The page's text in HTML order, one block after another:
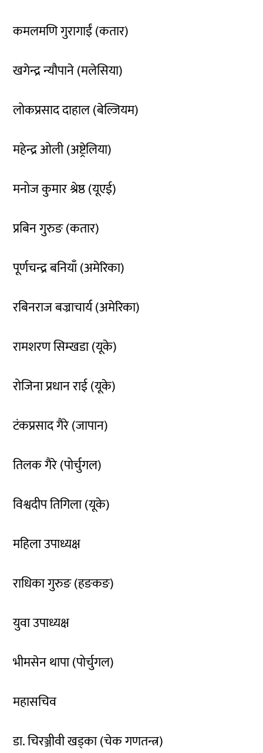
कमलमणि गुरागाईं (कतार)
खगेन्द्र न्यौपाने (मलेसिया)
लोकप्रसाद दाहाल (बेल्जियम)
महेन्द्र ओली (अष्ट्रेलिया)
मनोज कुमार श्रेष्ठ (यूएई)
प्रबिन गुरुङ (कतार)
पूर्णचन्द्र बनियाँ (अमेरिका)
रबिनराज बज्राचार्य (अमेरिका)
रामशरण सिम्खडा (यूके)
रोजिना प्रधान राई (यूके)
टंकप्रसाद गैरे (जापान)
तिलक गैरे (पोर्चुगल)
विश्वदीप तिगिला (यूके)
महिला उपाध्यक्ष
राधिका गुरुङ (हङकङ)
युवा उपाध्यक्ष
भीमसेन थापा (पोर्चुगल)
महासचिव
डा. चिरञ्जीवी खड्का (चेक गणतन्त्र)